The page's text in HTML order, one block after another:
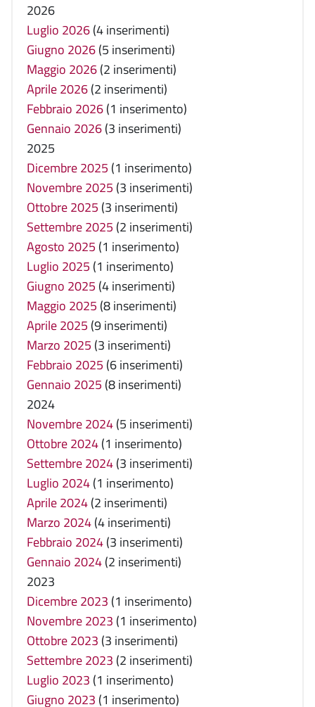
2026
Luglio 2026(4 inserimenti)
Giugno 2026(5 inserimenti)
Maggio 2026(2 inserimenti)
Aprile 2026(2 inserimenti)
Febbraio 2026(1 inserimento)
Gennaio 2026(3 inserimenti)
2025
Dicembre 2025 (1 inserimento)
Novembre 2025 (3 inserimenti)
Ottobre 2025 (3 inserimenti)
Settembre 2025 (2 inserimenti)
Agosto 2025 (1 inserimento)
Luglio 2025 (1 inserimento)
Giugno 2025 (4 inserimenti)
Maggio 2025 (8 inserimenti)
Aprile 2025 (9 inserimenti)
Marzo 2025 (3 inserimenti)
Febbraio 2025 (6 inserimenti)
Gennaio 2025 (8 inserimenti)
2024
Novembre 2024(5 inserimenti)
Ottobre 2024(1 inserimento)
Settembre 2024(3 inserimenti)
Luglio 2024(1 inserimento)
Aprile 2024(2 inserimenti)
Marzo 2024(4 inserimenti)
Febbraio 2024(3 inserimenti)
Gennaio 2024(2 inserimenti)
2023
Dicembre 2023 (1 inserimento)
Novembre 2023 (1 inserimento)
Ottobre 2023 (3 inserimenti)
Settembre 2023 (2 inserimenti)
Luglio 2023 (1 inserimento)
Giugno 2023 (1 inserimento)